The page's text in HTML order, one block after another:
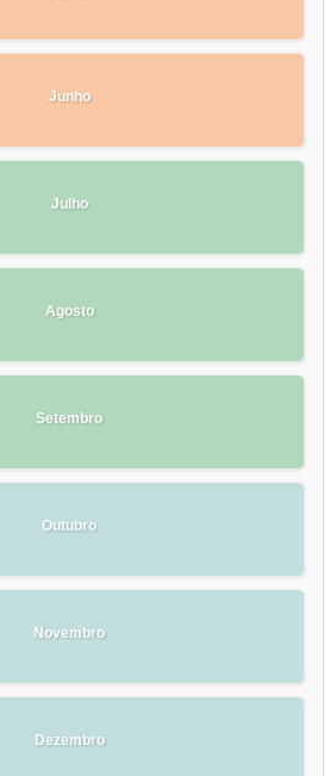
Junho
Julho
Agosto
Setembro
Outubro
Novembro
Dezembro